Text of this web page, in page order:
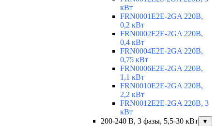
кВт
FRN0001E2E-2GA 220В,
0,2 кВт
FRN0002E2E-2GA 220В,
0,4 кВт
FRN0004E2E-2GA 220В,
0,75 кВт
FRN0006E2E-2GA 220В,
1,1 кВт
FRN0010E2E-2GA 220В,
2,2 кВт
FRN0012E2E-2GA 220В, 3
кВт
200-240 В, 3 фазы, 5,5-30 кВт
▼